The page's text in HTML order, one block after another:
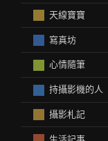
天線寶寶
寫真坊
心情隨筆
持攝影機的人
攝影札記